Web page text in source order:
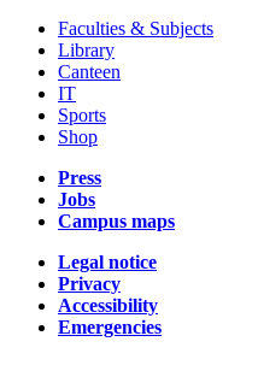
Faculties & Subjects
Library
Canteen
IT
Sports
Shop
Press
Jobs
Campus maps
Legal notice
Privacy
Accessibility
Emergencies